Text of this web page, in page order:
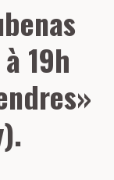
19h